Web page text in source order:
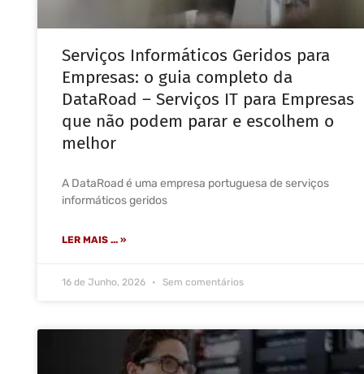
Serviços Informáticos Geridos para
Empresas: o guia completo da
DataRoad – Serviços IT para Empresas
que não podem parar e escolhem o
melhor
A DataRoad é uma empresa portuguesa de serviços
informáticos geridos
LER MAIS ... »
16 de Junho, 2026 Sem comentários